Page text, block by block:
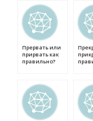
Прервать или
прирвать как
правильно?